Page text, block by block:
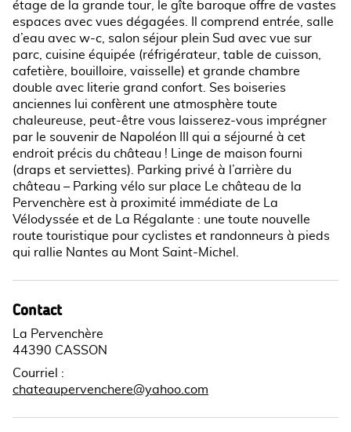
étage de la grande tour, le gîte baroque offre de vastes
espaces avec vues dégagées. Il comprend entrée, salle
d’eau avec w-c, salon séjour plein Sud avec vue sur
parc, cuisine équipée (réfrigérateur, table de cuisson,
cafetière, bouilloire, vaisselle) et grande chambre
double avec literie grand confort. Ses boiseries
anciennes lui confèrent une atmosphère toute
chaleureuse, peut-être vous laisserez-vous imprégner
par le souvenir de Napoléon III qui a séjourné à cet
endroit précis du château ! Linge de maison fourni
(draps et serviettes). Parking privé à l’arrière du
château – Parking vélo sur place Le château de la
Pervenchère est à proximité immédiate de La
Vélodyssée et de La Régalante : une toute nouvelle
route touristique pour cyclistes et randonneurs à pieds
qui rallie Nantes au Mont Saint-Michel.
Contact
La Pervenchère
44390 CASSON
Courriel
:
chateaupervenchere@yahoo.com